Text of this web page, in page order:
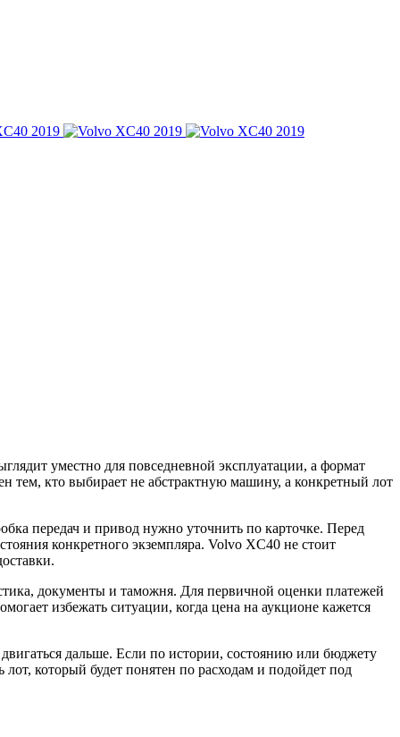
уместно для повседневной эксплуатации, а формат
тем, кто выбирает не абстрактную машину, а конкретный лот
передач и привод нужно уточнить по карточке. Перед
конкретного экземпляра. Volvo XC40 не стоит
документы и таможня. Для первичной оценки платежей
избежать ситуации, когда цена на аукционе кажется
дальше. Если по истории, состоянию или бюджету
лот, который будет понятен по расходам и подойдет под